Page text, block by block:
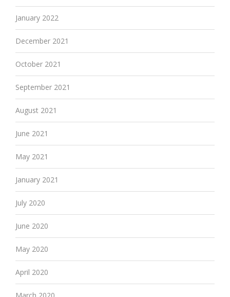
January 2022
December 2021
October 2021
September 2021
August 2021
June 2021
May 2021
January 2021
July 2020
June 2020
May 2020
April 2020